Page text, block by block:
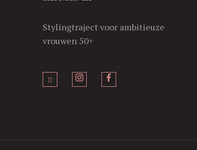
Stylingtraject voor ambitieuze
vrouwen 50+